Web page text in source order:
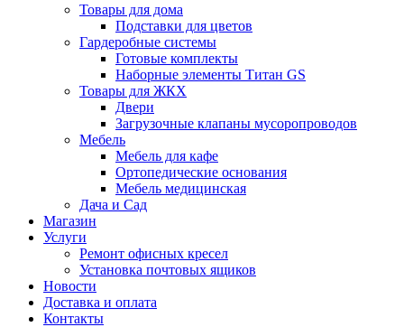
Товары для дома
Подставки для цветов
Гардеробные системы
Готовые комплекты
Наборные элементы Титан GS
Товары для ЖКХ
Двери
Загрузочные клапаны мусоропроводов
Мебель
Мебель для кафе
Ортопедические основания
Мебель медицинская
Дача и Сад
Магазин
Услуги
Ремонт офисных кресел
Установка почтовых ящиков
Новости
Доставка и оплата
Контакты